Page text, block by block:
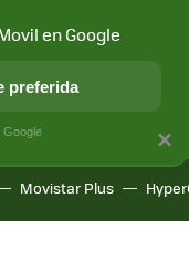
APLICACIONES
Movistar Plus
×
en Google
preferida
Google